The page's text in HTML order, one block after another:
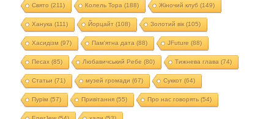
Свято (211) Колель Тора (188) Жіночий клуб (149)
Ханука (111) Йорцайт (108) Золотий вік(105)
Хасидізм (97) Пам'ятна дата (88) JFuture (88)
Песах(85) Любавичський Ребе (80) Тижнева глава (74)
Статьи (71) музей громади (67) Суккот (64)
Пурім (57) Привітання(55) Про нас говорять (54)